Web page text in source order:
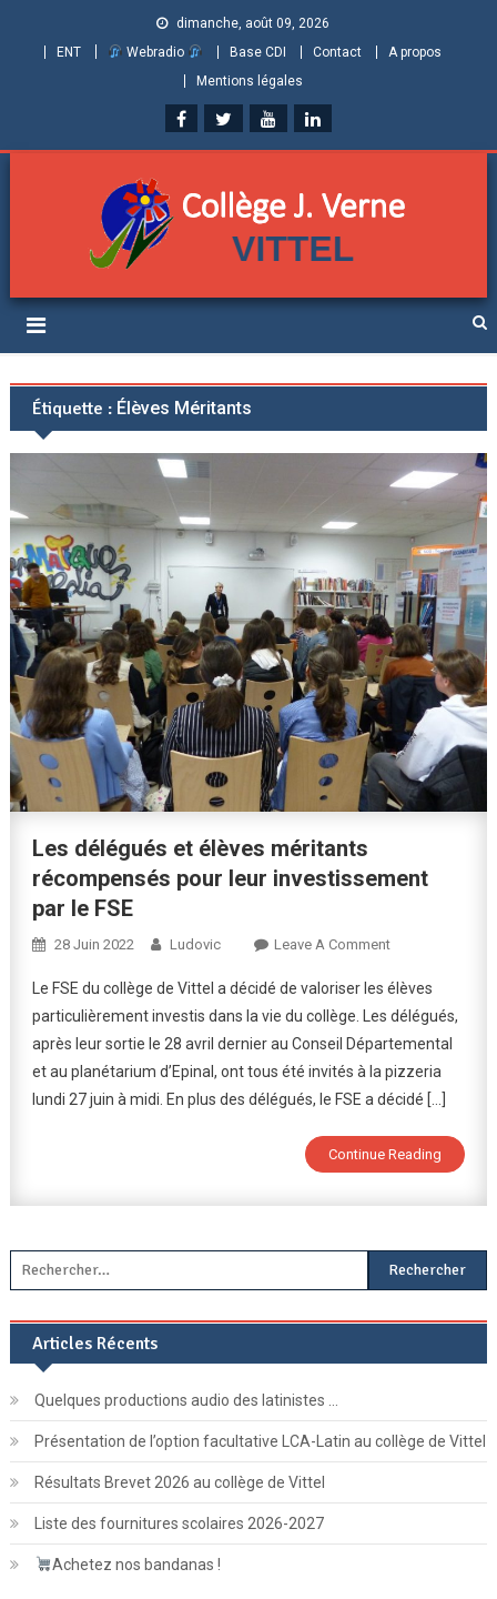
dimanche, août 09, 2026
ENT
Webradio Base CDI Contact
A propos
Mentions légales
Collège Jules Verne de
Vittel (Vosges)
Étiquette : Élèves Méritants
Les délégués et élèves méritants
récompensés pour leur investissement
par le FSE
28 Juin 2022 Ludovic Leave A CommentOn
Délégués
Et
Élèves
Méritants
Récompensés
Leur
Investissement
FSE
Le FSE du collège de Vittel a décidé de valoriser les élèves
particulièrement investis dans la vie du collège. Les délégués,
après leur sortie le 28 avril dernier au Conseil Départemental
et au planétarium d’Epinal, ont tous été invités à la pizzeria
lundi 27 juin à midi. En plus des délégués, le FSE a décidé […]
Continue Reading
Rechercher :
Articles Récents
Quelques productions audio des latinistes …
Présentation de l’option facultative LCA-Latin au collège de Vittel
Résultats Brevet 2026 au collège de Vittel
Liste des fournitures scolaires 2026-2027
Achetez nos bandanas !